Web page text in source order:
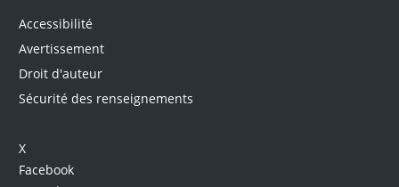
Accessibilité
Avertissement
Droit d'auteur
Sécurité des renseignements
X
Facebook